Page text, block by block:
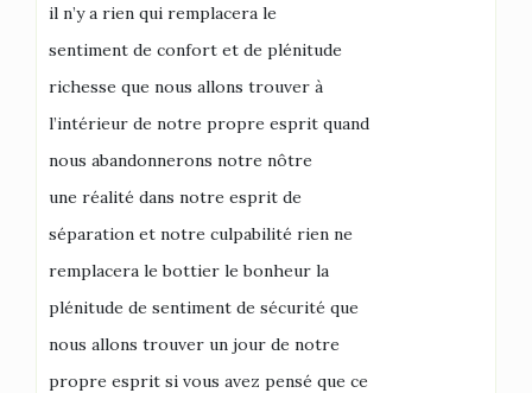
il n’y a rien qui remplacera le
sentiment de confort et de plénitude
richesse que nous allons trouver à
l’intérieur de notre propre esprit quand
nous abandonnerons notre nôtre
une réalité dans notre esprit de
séparation et notre culpabilité rien ne
remplacera le bottier le bonheur la
plénitude de sentiment de sécurité que
nous allons trouver un jour de notre
propre esprit si vous avez pensé que ce